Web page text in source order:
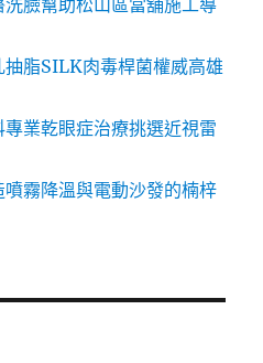
臉幫助松山區當舖施工導
脂SILK肉毒桿菌權威高雄
業乾眼症治療挑選近視雷
霧降溫與電動沙發的楠梓